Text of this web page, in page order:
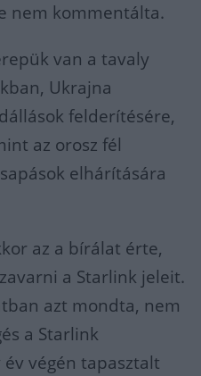
nem kommentálta.
van a tavaly
Ukrajna
felderítésére,
az orosz fél
elhárítására
az a bírálat érte,
a Starlink jeleit.
azt mondta, nem
a Starlink
végén tapasztalt